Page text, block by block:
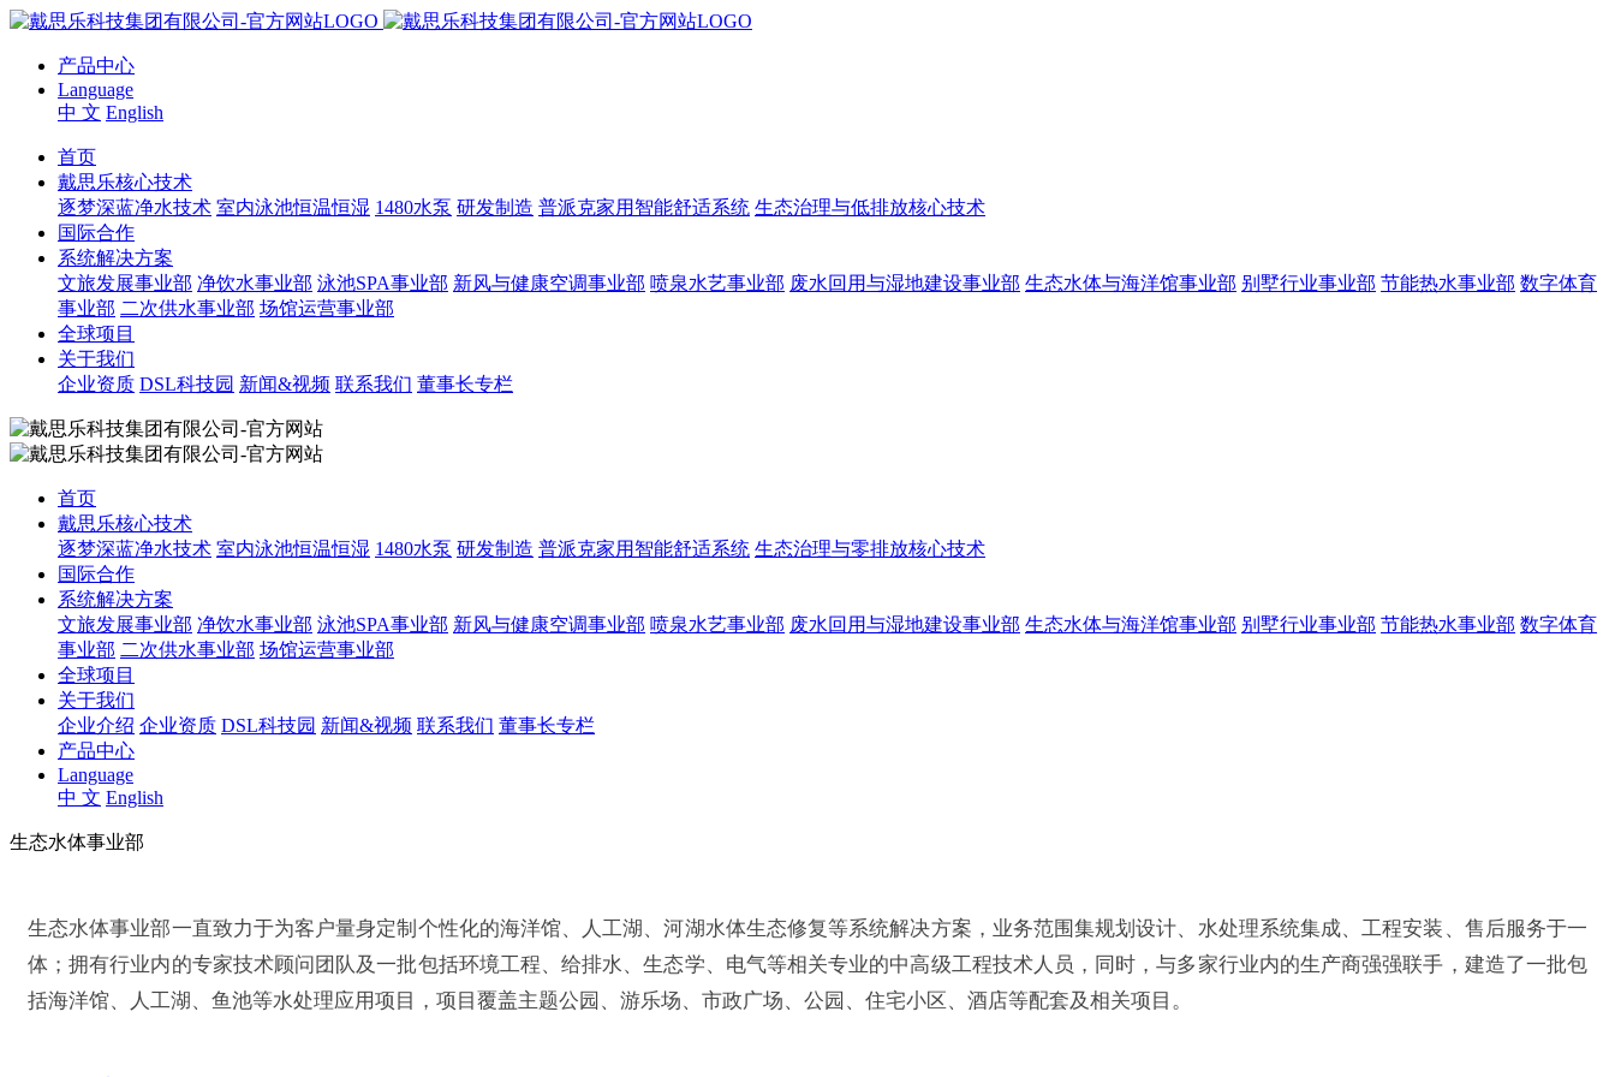
产品中心
Language
中 文 English
首页
戴思乐核心技术
逐梦深蓝净水技术 室内泳池恒温恒湿 1480水泵 研发制造 普派克家用智能舒适系统 生态治理与低排放核心技术
国际合作
系统解决方案
文旅发展事业部 净饮水事业部 泳池SPA事业部 新风与健康空调事业部 喷泉水艺事业部 废水回用与湿地建设事业部 生态水体与海洋馆事业部 别墅行业事业部 节能热水事业部 数字体育
事业部 二次供水事业部 场馆运营事业部
全球项目
关于我们
企业资质 DSL科技园 新闻&视频 联系我们 董事长专栏
首页
戴思乐核心技术
逐梦深蓝净水技术 室内泳池恒温恒湿 1480水泵 研发制造 普派克家用智能舒适系统 生态治理与零排放核心技术
国际合作
系统解决方案
文旅发展事业部 净饮水事业部 泳池SPA事业部 新风与健康空调事业部 喷泉水艺事业部 废水回用与湿地建设事业部 生态水体与海洋馆事业部 别墅行业事业部 节能热水事业部 数字体育
事业部 二次供水事业部 场馆运营事业部
全球项目
关于我们
企业介绍 企业资质 DSL科技园 新闻&视频 联系我们 董事长专栏
产品中心
Language
中 文 English
生态水体事业部
生态水体事业部一直致力于为客户量身定制个性化的海洋馆、人工湖、河湖水体生态修复等系统解决方案，业务范围集规划设计、水处理系统集成、工程安装、售后服务于一
体；拥有行业内的专家技术顾问团队及一批包括环境工程、给排水、生态学、电气等相关专业的中高级工程技术人员，同时，与多家行业内的生产商强强联手，建造了一批包
括海洋馆、人工湖、鱼池等水处理应用项目，项目覆盖主题公园、游乐场、市政广场、公园、住宅小区、酒店等配套及相关项目。